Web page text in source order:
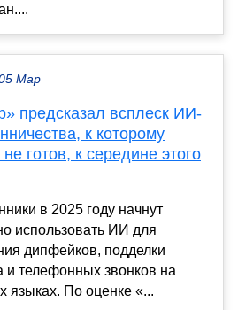
Мар
предсказал всплеск ИИ-
к которому
не готов, к середине этого
в 2025 году начнут
использовать ИИ для
дипфейков, подделки
и телефонных звонков на
языках. По оценке «...